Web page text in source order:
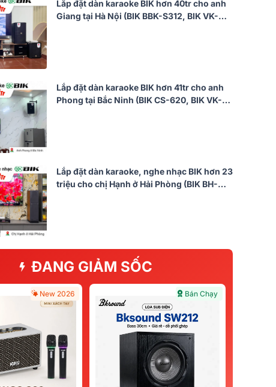
Lắp đặt dàn karaoke BIK hơn 40tr cho anh
Giang tại Hà Nội (BIK BBK-S312, BIK VK-
Lắp đặt dàn karaoke BIK hơn 41tr cho anh
Phong tại Bắc Ninh (BIK CS-620, BIK VK-
Lắp đặt dàn karaoke, nghe nhạc BIK hơn 23
triệu cho chị Hạnh ở Hải Phòng (BIK BH-
ĐANG GIẢM SỐC
New 2026 Bán Chạy